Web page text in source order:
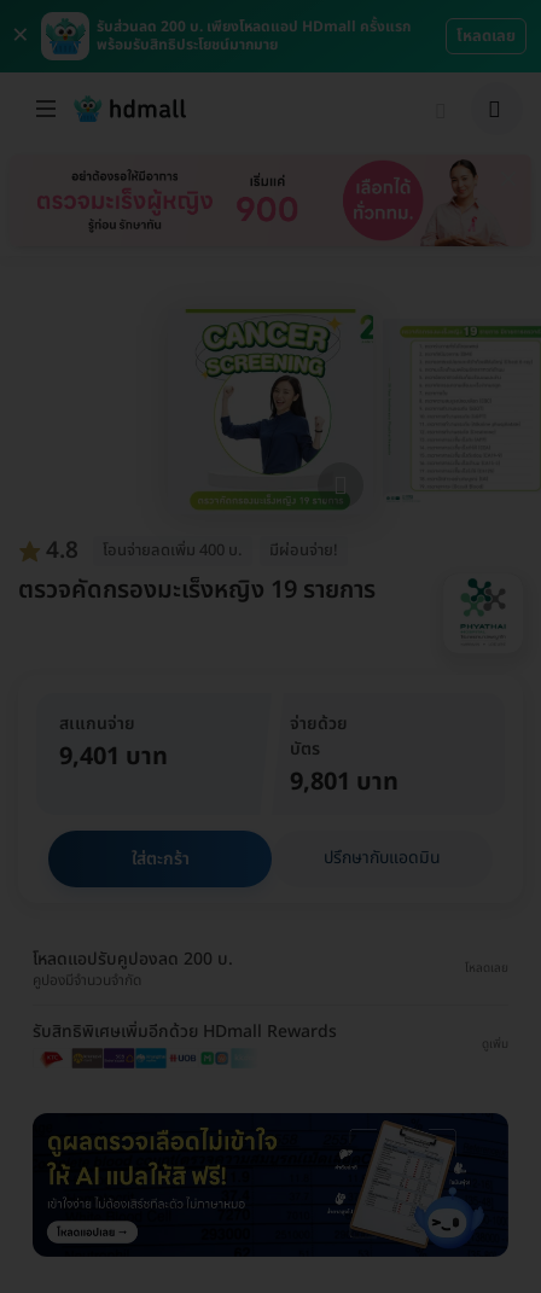
×
รับส่วนลด 200 บ. เพียงโหลดแอป HDmall ครั้งแรก
พร้อมรับสิทธิประโยชน์มากมาย
โหลดเลย
4.8 โอนจ่ายลดเพิ่ม 400 บ. มีผ่อนจ่าย!
ตรวจคัดกรองมะเร็งหญิง 19 รายการ
จ่ายด้วย
บัตร
9,801 บาท
สเแกนจ่าย
9,401 บาท
ใส่ตะกร้า ปรึกษากับแอดมิน
โหลดแอปรับคูปองลด 200 บ.
คูปองมีจำนวนจำกัด
โหลดเลย
รับสิทธิพิเศษเพิ่มอีกด้วย HDmall Rewards
ดูเพิ่ม